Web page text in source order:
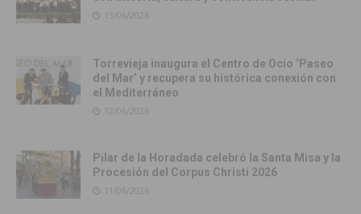
13/06/2026
Torrevieja inaugura el Centro de Ocio ‘Paseo
del Mar’ y recupera su histórica conexión con
el Mediterráneo
12/06/2026
Pilar de la Horadada celebró la Santa Misa y la
Procesión del Corpus Christi 2026
11/06/2026